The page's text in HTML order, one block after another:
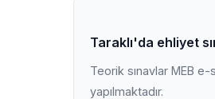
Taraklı'da ehliyet
Teorik sınavlar MEB
yapılmaktadır.